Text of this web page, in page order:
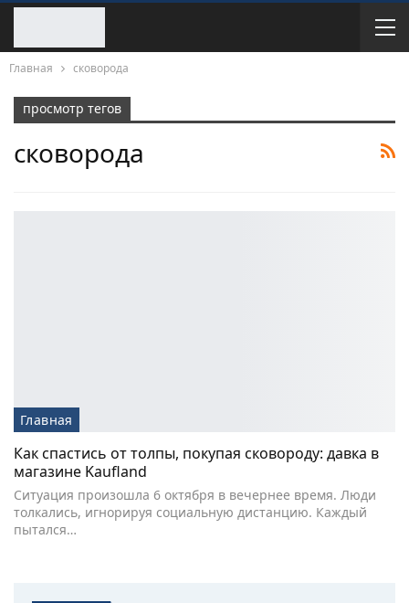
Главная сковорода
просмотр тегов
сковорода
Главная
Как спастись от толпы, покупая сковороду: давка в
магазине Kaufland
Ситуация произошла 6 октября в вечернее время. Люди
толкались, игнорируя социальную дистанцию. Каждый
пытался…